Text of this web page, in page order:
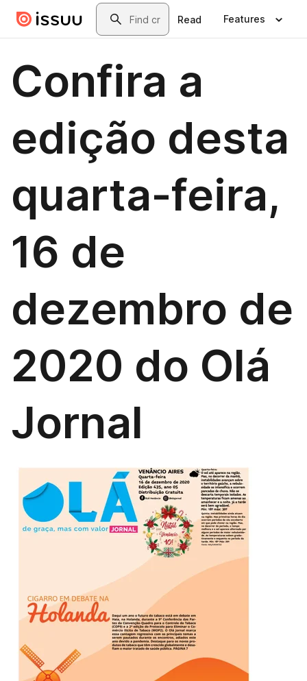
Skip to main contentSearch
Read Features
Confira a
edição desta
quarta-feira,
16 de
dezembro de
2020 do Olá
Jornal